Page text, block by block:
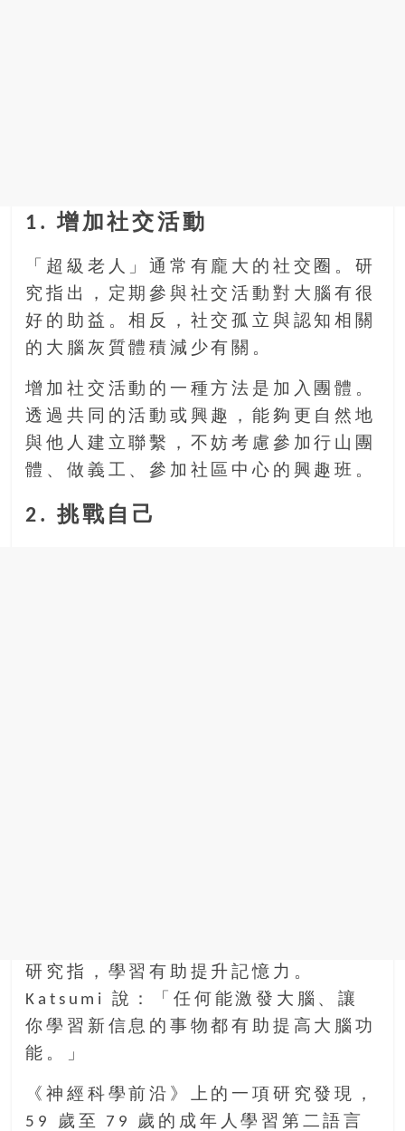
1. 增加社交活動
「超級老人」通常有龐大的社交圈。研
究指出，定期參與社交活動對大腦有很
好的助益。相反，社交孤立與認知相關
的大腦灰質體積減少有關。
增加社交活動的一種方法是加入團體。
透過共同的活動或興趣，能夠更自然地
與他人建立聯繫，不妨考慮參加行山團
體、做義工、參加社區中心的興趣班。
2. 挑戰自己
研究指，學習有助提升記憶力。
Katsumi 說：「任何能激發大腦、讓
你學習新信息的事物都有助提高大腦功
能。」
《神經科學前沿》上的一項研究發現，
59 歲至 79 歲的成年人學習第二語言